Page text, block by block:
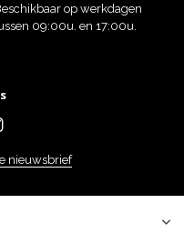
op werkdagen
09:00u. en 17:00u.
nieuwsbrief